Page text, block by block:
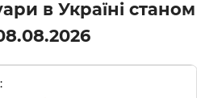
в Україні станом